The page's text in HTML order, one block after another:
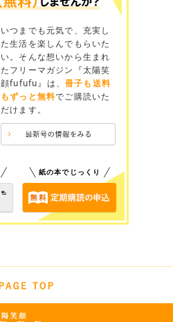
いつまでも元気で、充実し
た生活を楽しんでもらいた
い。そんな想いから生まれ
たフリーマガジン『太陽笑
顔fufufu』は、 冊子も送料
もずっと無料でご購読いた
だけます。
紙の本でじっくり